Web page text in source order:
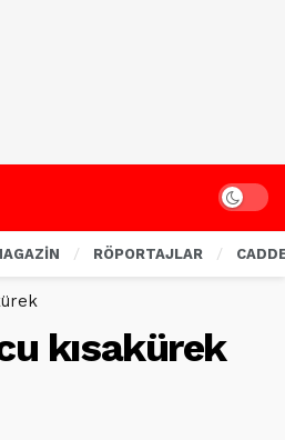
Dark
RÖPORTAJLAR
kısakürek